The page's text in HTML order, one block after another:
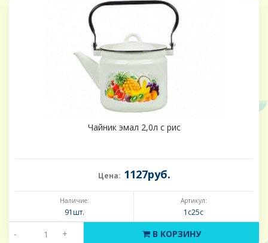
Чайник эмал 2,0л с рис
Цена: 1127руб.
Наличие:
91шт.
Артикул:
1с25с
- + В КОРЗИНУ